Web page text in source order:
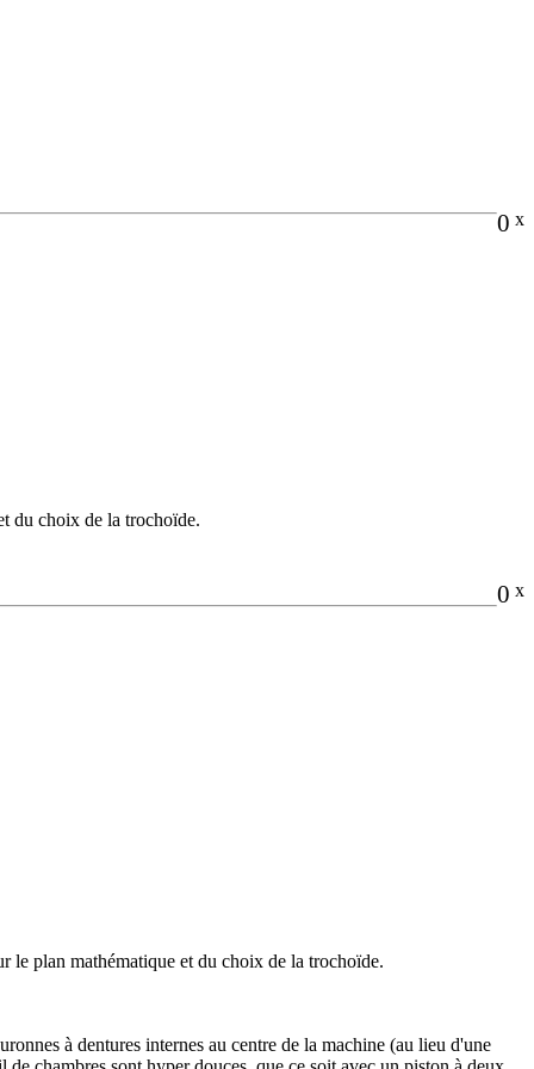
0 x
du choix de la trochoïde.
0 x
le plan mathématique et du choix de la trochoïde.
à dentures internes au centre de la machine (au lieu d'une